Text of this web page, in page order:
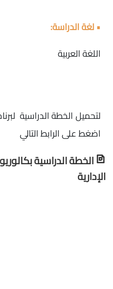
• لغة الدراسة:
اللغة العربية
لتحميل الخطة الدراسية
اضغط على الرابط التالي
الخطة الدراسية
الإدارية